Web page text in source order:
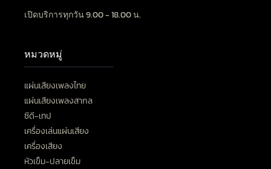
เปิดบริการทุกวัน 9.00 - 18.00 น.
หมวดหมู่
แผ่นเสียงเพลงไทย
แผ่นเสียงเพลงสากล
ซีดี-เทป
เครื่องเล่นแผ่นเสียง
เครื่องเสียง
หัวเข็ม-ปลายเข็ม